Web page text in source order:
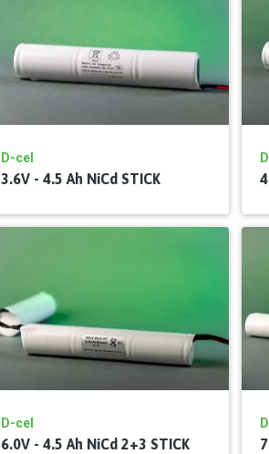
D-cel
3.6V - 4.5 Ah NiCd STICK
D-cel
6.0V - 4.5 Ah NiCd 2+3 STICK